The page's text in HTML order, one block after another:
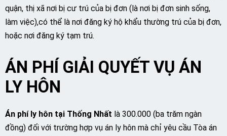
quận, thị xã nơi bị cư trú của bị đơn (là nơi bị đơn sinh sống,
làm việc),có thể là nơi đăng ký hộ khẩu thường trú của bị đơn,
hoặc nơi đăng ký tạm trú.
ÁN PHÍ GIẢI QUYẾT VỤ ÁN
LY HÔN
Án phí ly hôn tại Thống Nhất là 300.000 (ba trăm ngàn
đồng) đối với trường hợp vụ án ly hôn mà chỉ yêu cầu Tòa án